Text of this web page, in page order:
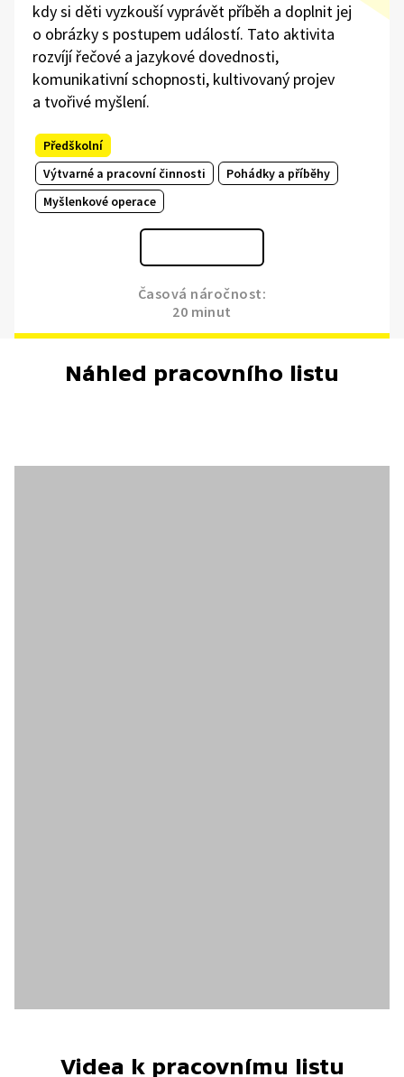
kdy si děti vyzkouší vyprávět příběh a doplnit jej
o obrázky s postupem událostí. Tato aktivita
rozvíjí řečové a jazykové dovednosti,
komunikativní schopnosti, kultivovaný projev
a tvořivé myšlení.
Předškolní
Výtvarné a pracovní činnosti
Pohádky a příběhy
Myšlenkové operace
Časová náročnost:
20 minut
Náhled pracovního listu
Videa k pracovnímu listu